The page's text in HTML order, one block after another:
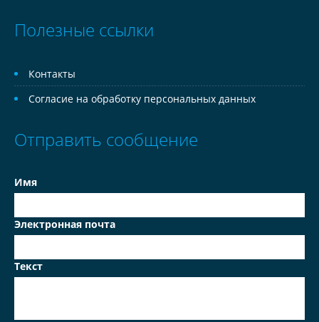
Полезные ссылки
Контакты
Согласие на обработку персональных данных
Отправить сообщение
Имя
Электронная почта
Текст